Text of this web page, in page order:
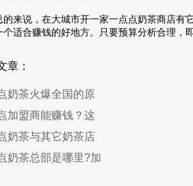
说，在大城市开一家一点点奶茶商店有它
个适合赚钱的好地方。只要预算分析合理，
章：
奶茶火爆全国的原
加盟商能赚钱？这
奶茶与其它奶茶店
奶茶总部是哪里?加